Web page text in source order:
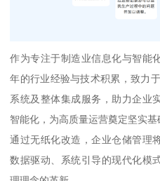
作为专注于制造业信息化与智能
年的行业经验与技术积累，致力
系统及整体集成服务，助力企业
智能化，为高质量运营奠定坚实基
通过无纸化改造，企业仓储管理
数据驱动、系统引导的现代化模